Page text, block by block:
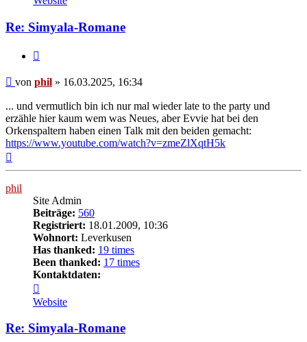
phil
Re: Simyala-Romane
Beitrag
von phil » 16.03.2025, 16:34
... und vermutlich bin ich nur mal wieder late to the party und
erzähle hier kaum wem was Neues, aber Evvie hat bei den
Orkenspaltern haben einen Talk mit den beiden gemacht:
https://www.youtube.com/watch?v=zmeZlXqtH5k
phil
Site Admin
Beiträge: 560
Registriert: 18.01.2009, 10:36
Wohnort: Leverkusen
Has thanked: 19 times
Been thanked: 17 times
Kontaktdaten:
von
phil
Website
Re: Simyala-Romane